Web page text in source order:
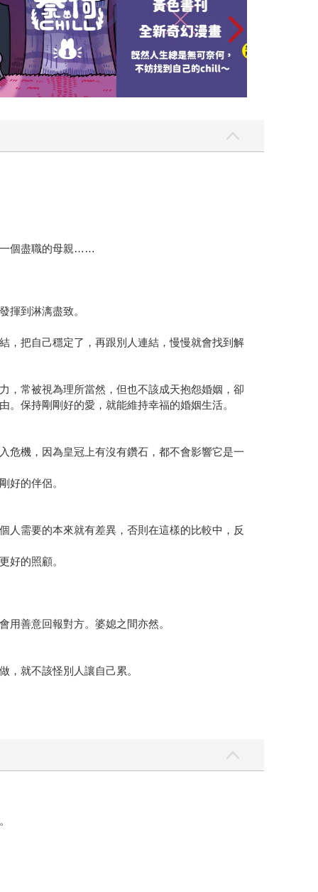
一個盡職的母親……
揮到淋漓盡致。
，把自己穩定了，再跟別人連結，慢慢就會找到解
，常被視為理所當然，但也不該成天抱怨婚姻，卻
保持剛剛好的愛，就能維持幸福的婚姻生活。
危機，因為皇冠上有沒有鑽石，都不會影響它是一
好的伴侶。
人需要的本來就有差異，否則在這樣的比較中，反
好的照顧。
善意回報對方。婆媳之間亦然。
，就不該怪別人讓自己累。